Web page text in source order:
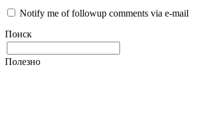
Notify me of followup comments via e-mail
Поиск
Полезно